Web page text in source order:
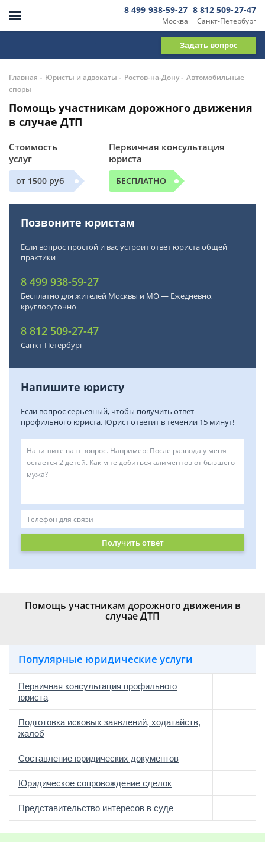
Москва
8 499 938-59-27
Санкт-Петербург
8 812 509-27-47
Задать вопрос
Главная - Юристы и адвокаты - Ростов-на-Дону- Автомобильные
споры
Помощь участникам дорожного движения
в случае ДТП
Стоимость
услуг
от 1500 руб
Первичная консультация
юриста
БЕСПЛАТНО
Позвоните юристам
Если вопрос простой и вас устроит ответ юриста общей
практики
8 499 938-59-27
Бесплатно для жителей Москвы и МО — Ежедневно,
круглосуточно
8 812 509-27-47
Санкт-Петербург
Напишите юристу
Если вопрос серьёзный, чтобы получить ответ
профильного юриста. Юрист ответит в течении 15 минут!
Получить ответ
Помощь участникам дорожного движения в
случае ДТП
Популярные юридические услуги
Первичная консультация профильного
юриста
Подготовка исковых заявлений, ходатайств,
жалоб
Составление юридических документов
Юридическое сопровождение сделок
Представительство интересов в суде